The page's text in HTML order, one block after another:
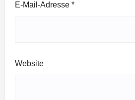
E-Mail-Adresse *
Website